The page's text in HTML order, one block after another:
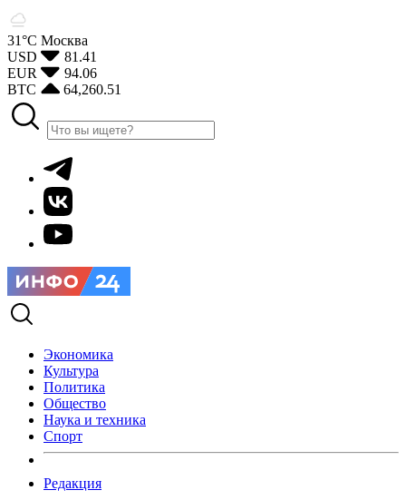
31°С Москва
USD
81.41
EUR
94.06
BTC
64,260.51
Экономика
Культура
Политика
Общество
Наука и техника
Спорт
Редакция